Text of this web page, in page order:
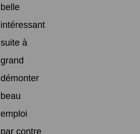
belle
intéressant
suite à
grand
démonter
beau
emploi
par contre